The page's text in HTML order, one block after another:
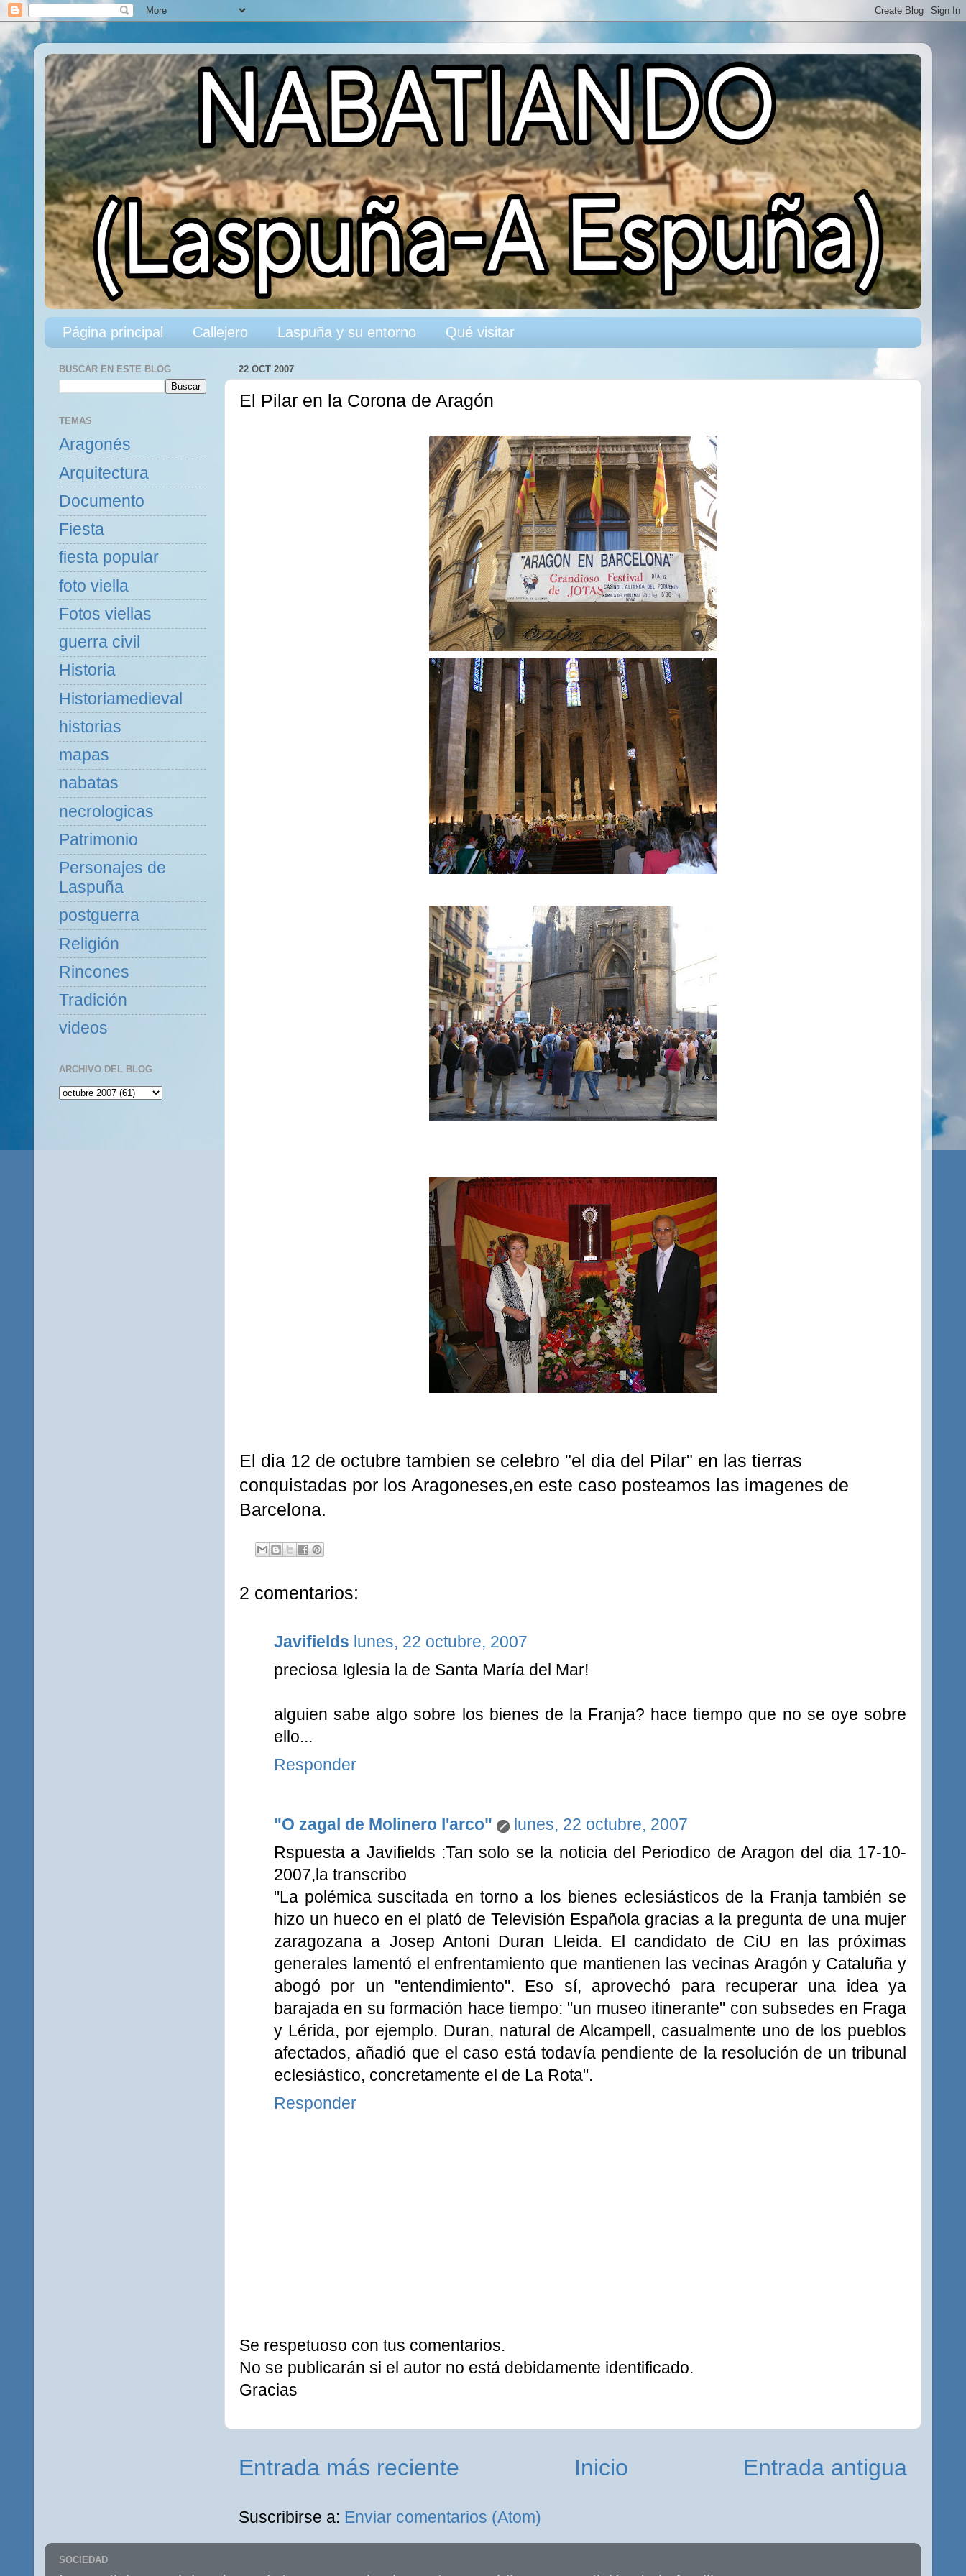
Página principal Callejero Laspuña y su entorno Qué visitar
22 OCT 2007
El Pilar en la Corona de Aragón
El dia 12 de octubre tambien se celebro "el dia del Pilar" en las tierras
conquistadas por los Aragoneses,en este caso posteamos las imagenes de
Barcelona.
2 comentarios:
Javifields lunes, 22 octubre, 2007
preciosa Iglesia la de Santa María del Mar!
alguien sabe algo sobre los bienes de la Franja? hace tiempo que no se oye sobre
ello...
Responder
"O zagal de Molinero l'arco"
lunes, 22 octubre, 2007
Rspuesta a Javifields :Tan solo se la noticia del Periodico de Aragon del dia 17-10-
2007,la transcribo
"La polémica suscitada en torno a los bienes eclesiásticos de la Franja también se
hizo un hueco en el plató de Televisión Española gracias a la pregunta de una mujer
zaragozana a Josep Antoni Duran Lleida. El candidato de CiU en las próximas
generales lamentó el enfrentamiento que mantienen las vecinas Aragón y Cataluña y
abogó por un "entendimiento". Eso sí, aprovechó para recuperar una idea ya
barajada en su formación hace tiempo: "un museo itinerante" con subsedes en Fraga
y Lérida, por ejemplo. Duran, natural de Alcampell, casualmente uno de los pueblos
afectados, añadió que el caso está todavía pendiente de la resolución de un tribunal
eclesiástico, concretamente el de La Rota".
Responder
Se respetuoso con tus comentarios.
No se publicarán si el autor no está debidamente identificado.
Gracias
Entrada más reciente Entrada antigua
Inicio
Suscribirse a: Enviar comentarios (Atom)
BUSCAR EN ESTE BLOG
TEMAS
Aragonés
Arquitectura
Documento
Fiesta
fiesta popular
foto viella
Fotos viellas
guerra civil
Historia
Historiamedieval
historias
mapas
nabatas
necrologicas
Patrimonio
Personajes de
Laspuña
postguerra
Religión
Rincones
Tradición
videos
ARCHIVO DEL BLOG
SOCIEDAD